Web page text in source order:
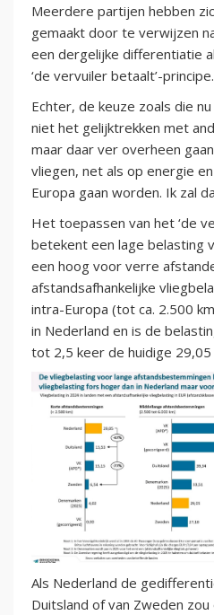
Meerdere partijen hebben
gemaakt door te verwijzen
een dergelijke differentiatie
‘de vervuiler betaalt’-principe.
Echter, de keuze zoals die
niet het gelijktrekken met
maar daar ver overheen
vliegen, net als op energie
Europa gaan worden. Ik zal
Het toepassen van het ‘de
betekent een lage belasting
een hoog voor verre
afstandsafhankelijke
intra-Europa (tot ca. 2.500
in Nederland en is de
tot 2,5 keer de huidige 29,05
Als Nederland de
Duitsland of van Zweden